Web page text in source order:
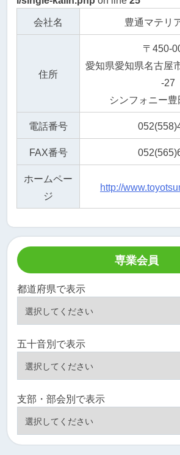
会社名
豊通マテリア
住所
〒450-
愛知県愛知県名古屋
-27
シンフォニー
電話番号
FAX番号
ホームペー
ジ
http://
専業会員
都道府県で表示
五十音別で表示
支部・部会別で表示